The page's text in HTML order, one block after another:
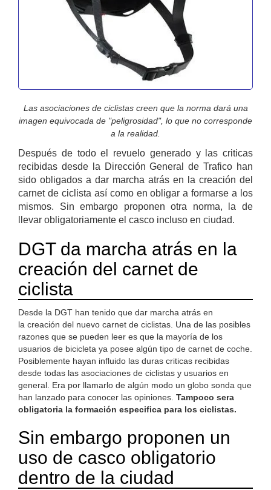
Las asociaciones de ciclistas creen que la norma dará una
imagen equivocada de "peligrosidad", lo que no corresponde
a la realidad.
Después de todo el revuelo generado y las criticas
recibidas desde la Dirección General de Trafico han
sido obligados a dar marcha atrás en la creación del
carnet de ciclista así como en obligar a formarse a los
mismos. Sin embargo proponen otra norma, la de
llevar obligatoriamente el casco incluso en ciudad.
DGT da marcha atrás en la
creación del carnet de
ciclista
Desde la DGT han tenido que dar marcha atrás en
la creación del nuevo carnet de ciclistas. Una de las posibles
razones que se pueden leer es que la mayoría de los
usuarios de bicicleta ya posee algún tipo de carnet de coche.
Posiblemente hayan influido las duras criticas recibidas
desde todas las asociaciones de ciclistas y usuarios en
general. Era por llamarlo de algún modo un globo sonda que
han lanzado para conocer las opiniones. Tampoco sera
obligatoria la formación especifica para los ciclistas.
Sin embargo proponen un
uso de casco obligatorio
dentro de la ciudad